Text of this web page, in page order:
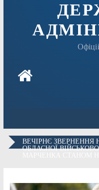
ВЕЧІРНЄ ЗВЕРНЕННЯ
ОБЛАСНОЇ